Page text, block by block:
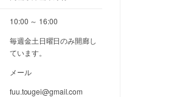
10:00 ～ 16:00
毎週金土日曜日のみ開廊し
ています。
メール
fuu.tougei@gmail.com